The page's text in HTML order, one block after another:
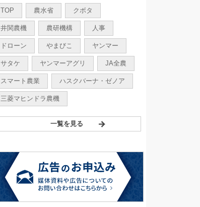
TOP 農水省 クボタ
井関農機 農研機構 人事
ドローン やまびこ ヤンマー
サタケ ヤンマーアグリ JA全農
スマート農業 ハスクバーナ・ゼノア
三菱マヒンドラ農機
一覧を見る